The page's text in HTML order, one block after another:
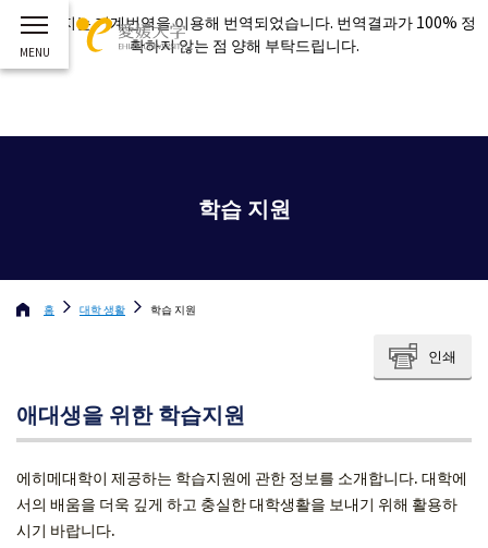
이 페이지는 기계번역을 이용해 번역되었습니다. 번역결과가 100% 정
확하지 않는 점 양해 부탁드립니다.
학습 지원
홈 대학 생활 학습 지원
인쇄
애대생을 위한 학습지원
에히메대학이 제공하는 학습지원에 관한 정보를 소개합니다. 대학에
서의 배움을 더욱 깊게 하고 충실한 대학생활을 보내기 위해 활용하
시기 바랍니다.